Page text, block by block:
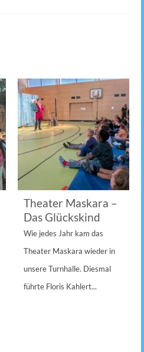
Theater Maskara –
Das Glückskind
Wie jedes Jahr kam das
Theater Maskara wieder in
unsere Turnhalle. Diesmal
führte Floris Kahlert...